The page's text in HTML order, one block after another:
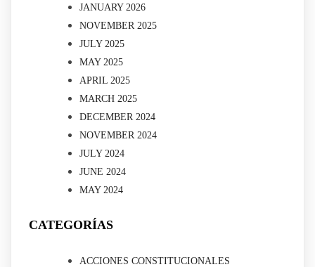
JANUARY 2026
NOVEMBER 2025
JULY 2025
MAY 2025
APRIL 2025
MARCH 2025
DECEMBER 2024
NOVEMBER 2024
JULY 2024
JUNE 2024
MAY 2024
CATEGORÍAS
ACCIONES CONSTITUCIONALES